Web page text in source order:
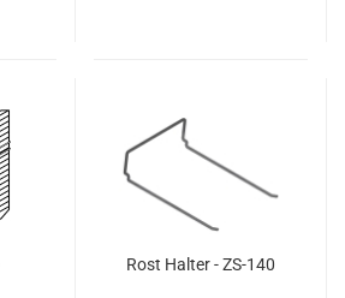
Rost Halter - ZS-140